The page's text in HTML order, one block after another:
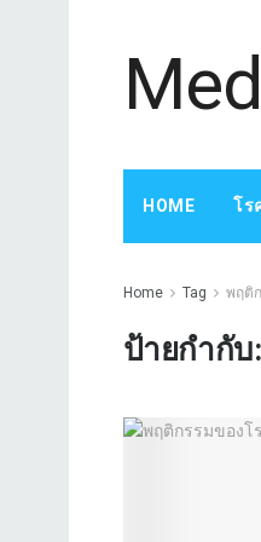
HOME โร
Home Tag พฤติ
ป้ายกำกับ: